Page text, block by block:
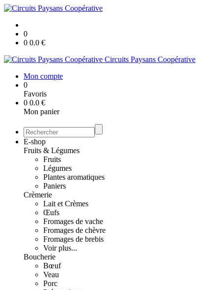
0
0 0.0 €
Circuits Paysans Coopérative
Mon compte
0
Favoris
0 0.0 €
Mon panier
E-shop
Fruits & Légumes
Fruits
Légumes
Plantes aromatiques
Paniers
Crèmerie
Lait et Crèmes
Œufs
Fromages de vache
Fromages de chèvre
Fromages de brebis
Voir plus...
Boucherie
Bœuf
Veau
Porc